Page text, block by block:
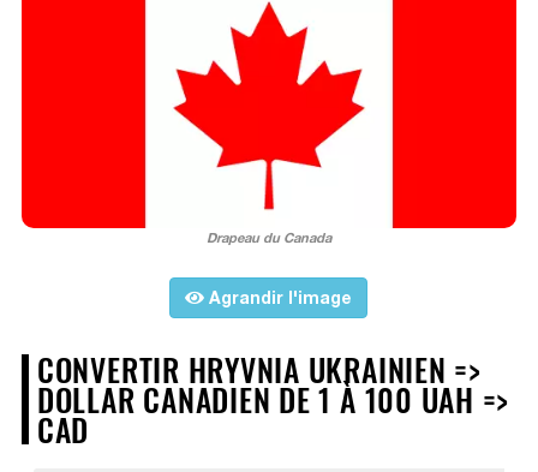
Drapeau du Canada
Agrandir l'image
CONVERTIR HRYVNIA UKRAINIEN =>
DOLLAR CANADIEN DE 1 À 100 UAH =>
CAD